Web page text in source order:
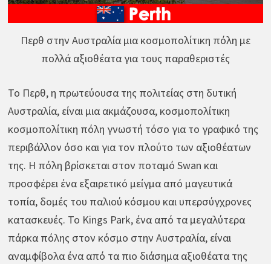
Περθ στην Αυστραλία μια κοσμοπολίτικη πόλη με
πολλά αξιοθέατα για τους παραθεριστές
Το Περθ, η πρωτεύουσα της πολιτείας στη δυτική
Αυστραλία, είναι μια ακμάζουσα, κοσμοπολίτικη
κοσμοπολίτικη πόλη γνωστή τόσο για το γραφικό της
περιβάλλον όσο και για τον πλούτο των αξιοθέατων
της. Η πόλη βρίσκεται στον ποταμό Swan και
προσφέρει ένα εξαιρετικό μείγμα από μαγευτικά
τοπία, δομές του παλιού κόσμου και υπερσύγχρονες
κατασκευές. Το Kings Park, ένα από τα μεγαλύτερα
πάρκα πόλης στον κόσμο στην Αυστραλία, είναι
αναμφίβολα ένα από τα πιο διάσημα αξιοθέατα της